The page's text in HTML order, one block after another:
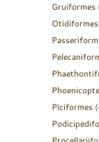
Gruiformes
Otidiformes
Piciformes